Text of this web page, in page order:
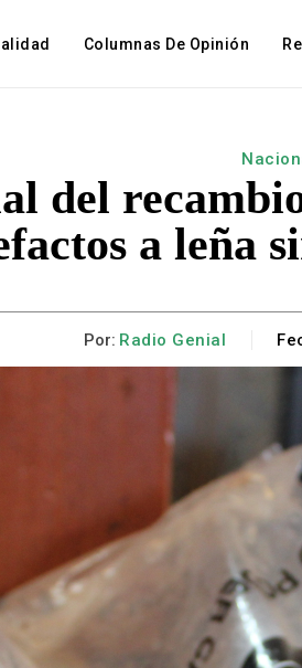
Columnas De Opinión
del
a leña
Por: Radio Genial